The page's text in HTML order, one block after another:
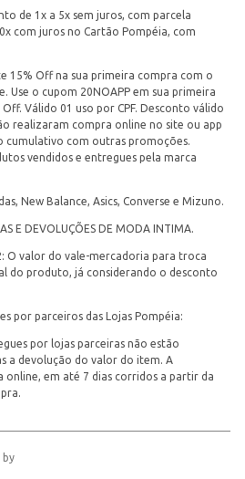
de 1x a 5x sem juros, com parcela
com juros no Cartão Pompéia, com
15% Off na sua primeira compra com o
Use o cupom 20NOAPP em sua primeira
Válido 01 uso por CPF. Desconto válido
realizaram compra online no site ou app
cumulativo com outras promoções.
vendidos e entregues pela marca
New Balance, Asics, Converse e Mizuno.
E DEVOLUÇÕES DE MODA INTIMA.
2: O valor do vale-mercadoria para troca
do produto, já considerando o desconto
por parceiros das Lojas Pompéia:
por lojas parceiras não estão
a devolução do valor do item. A
online, em até 7 dias corridos a partir da
by